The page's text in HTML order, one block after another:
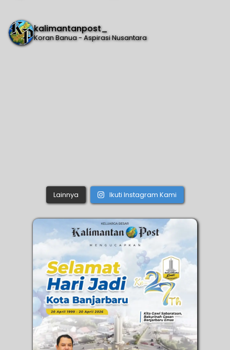
kalimantanpost_
Koran Banua - Aspirasi Nusantara
Lainnya Ikuti Instagram Kami